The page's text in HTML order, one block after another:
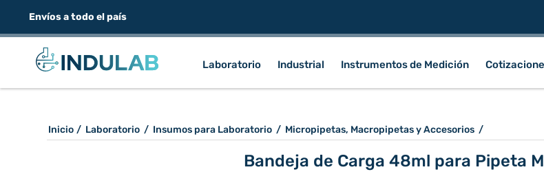
Envíos a todo el país
Laboratorio Industrial Instrumentos de Medición
Inicio / Laboratorio / Insumos para Laboratorio / Micropipetas, Macropipetas y Accesorios /
Bandeja de Carga 48ml para Pipeta